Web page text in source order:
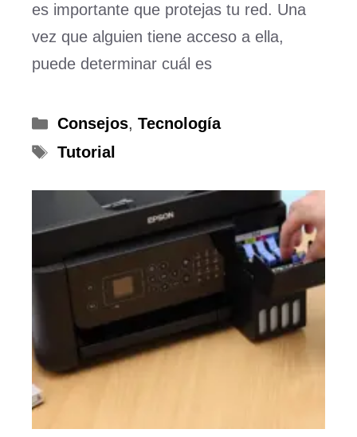
es importante que protejas tu red. Una
vez que alguien tiene acceso a ella,
puede determinar cuál es
Categorías
Consejos, Tecnología
Etiquetas
Tutorial